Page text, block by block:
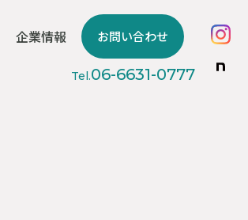
企業情報 お問い合わせ
Tel.06-6631-0777